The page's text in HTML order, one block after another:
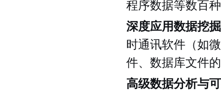
程序数据等数百
深度应用数据挖掘
时通讯软件（如
件、数据库文件
高级数据分析与